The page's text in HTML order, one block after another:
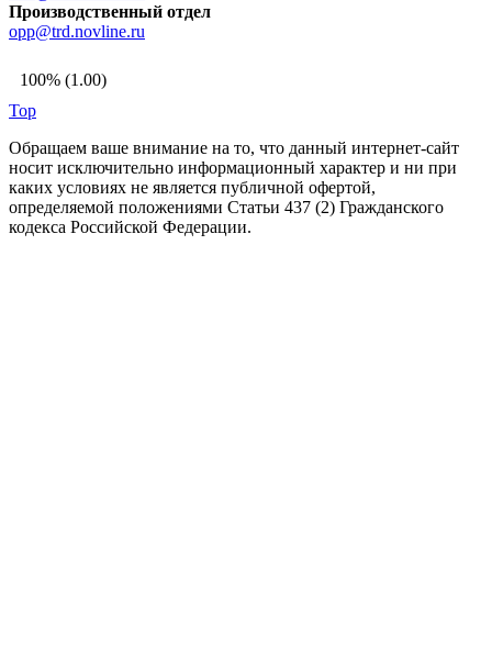
Производственный отдел
opp@trd.novline.ru
100% (1.00)
Top
Обращаем ваше внимание на то, что данный интернет-сайт
носит исключительно информационный характер и ни при
каких условиях не является публичной офертой,
определяемой положениями Статьи 437 (2) Гражданского
кодекса Российской Федерации.